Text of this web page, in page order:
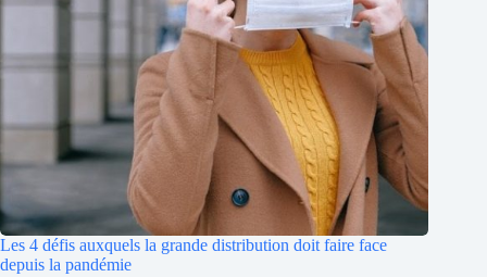
Les 4 défis auxquels la grande distribution doit faire face
depuis la pandémie